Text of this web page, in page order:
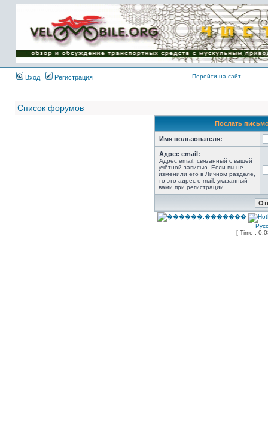
Имя пользователя:
Пароль:
{ LOG_ME_IN_SHORT
}
Вход
Регистрация Перейти на сайт
Список форумов
Послать
Имя пользователя:
Адрес email:
Адрес email, связанный с вашей
учётной записью. Если вы не
изменили его в Личном разделе,
то это адрес e-mail, указанный
вами при регистрации.
[ Time :